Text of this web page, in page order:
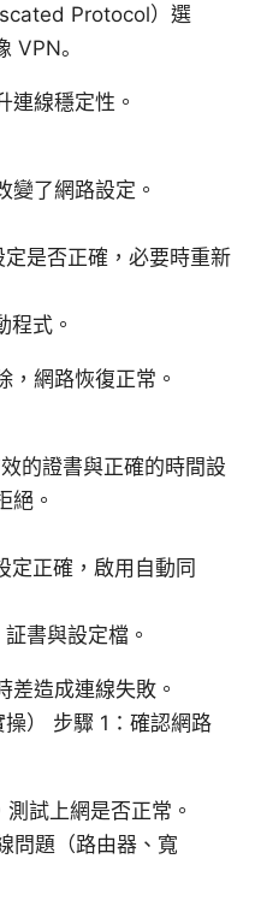
Protocol）選
VPN。
連線穩定性。
變了網路設定。
是否正確，必要時重新
程式。
，網路恢復正常。
的證書與正確的時間設
絕。
定正確，啟用自動同
書與設定檔。
差造成連線失敗。
） 步驟 1：確認網路
試上網是否正常。
問題（路由器、寬